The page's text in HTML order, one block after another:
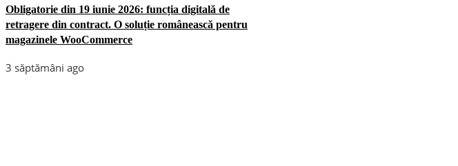
Obligatorie din 19 iunie 2026: funcția digitală de
retragere din contract. O soluție românească pentru
magazinele WooCommerce
3 săptămâni ago